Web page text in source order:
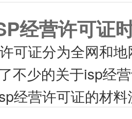
经营许可证
可证分为全网和
不少的关于isp经
经营许可证的材